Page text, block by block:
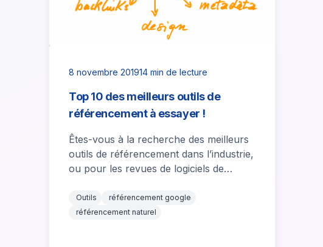
8 novembre 201914 min de lecture
Top 10 des meilleurs outils de
référencement à essayer !
Êtes-vous à la recherche des meilleurs
outils de référencement dans l’industrie,
ou pour les revues de logiciels de
d’outils…
Outils
référencement google
référencement naturel